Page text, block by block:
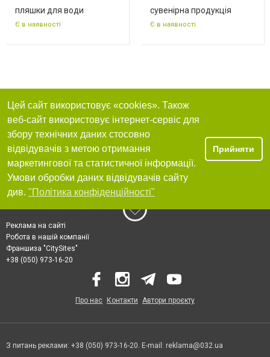
пляшки для води
Є в наявності
сувенірна продукція
Є в наявності
Цей сайт використовує «cookies». Також
веб-сайт використовує інтернет-сервіс для
збору технічних даних стосовно
відвідувачів з метою отримання
маркетингової та статистичної інформації.
Умови обробки даних відвідувачів сайту
див. "Політика конфіденційності"
Прийняти
Реклама на сайті
Робота в нашій компанії
Франшиза "CitySites"
+38 (050) 973-16-20
Про нас Контакти Автори проєкту
З питань реклами: +38 (050) 973-16-20. E-mail: reklama@032.ua